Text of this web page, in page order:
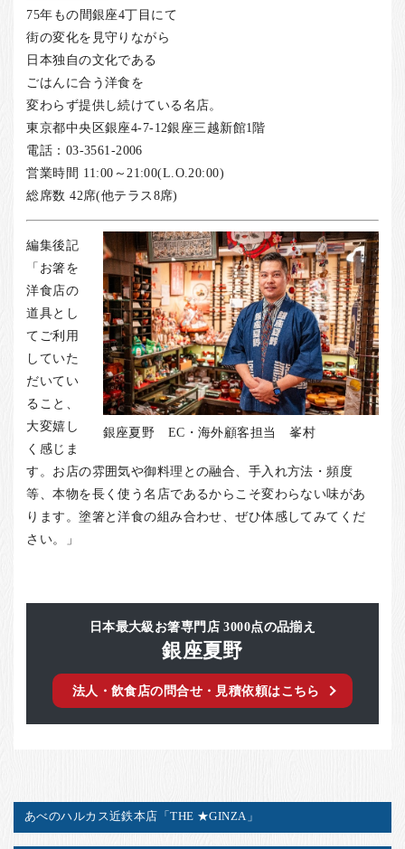
75年もの間銀座4丁目にて
街の変化を見守りながら
日本独自の文化である
ごはんに合う洋食を
変わらず提供し続けている名店。
東京都中央区銀座4-7-12銀座三越新館1階
電話：03-3561-2006
営業時間 11:00～21:00(L.O.20:00)
総席数 42席(他テラス8席)
銀座夏野 EC・海外顧客担当 峯村
編集後記
「お箸を
洋食店の
道具とし
てご利用
していた
だいてい
ること、
大変嬉し
く感じま
す。お店の雰囲気や御料理との融合、手入れ方法・頻度
等、本物を長く使う名店であるからこそ変わらない味があ
ります。塗箸と洋食の組み合わせ、ぜひ体感してみてくだ
さい。」
日本最大級お箸専門店 3000点の品揃え
銀座夏野
法人・飲食店の問合せ・見積依頼はこちら
あべのハルカス近鉄本店「THE ★GINZA」